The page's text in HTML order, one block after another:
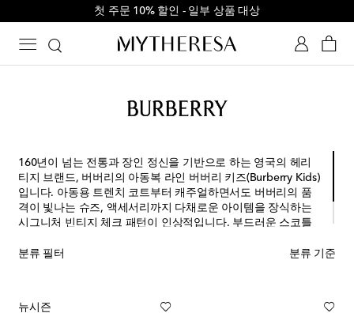
첫 주문 10% 할인 - 일부 상품 대상
160년이 넘는 전통과 장인 정신을 기반으로 하는 영국의 헤리
티지 브랜드, 버버리의 아동복 라인 버버리 키즈(Burberry Kids)
입니다. 아동용 트렌치 코트부터 캐주얼하면서도 버버리의 품
격이 빛나는 슈즈, 액세서리까지 다채로운 아이템을 장식하는
시그니처 빈티지 체크 패턴이 인상적입니다. 부드러운 스코틀
아용 의류 세트도 함께 주목하세요.
분류 필터 분류 기준
뉴시즌